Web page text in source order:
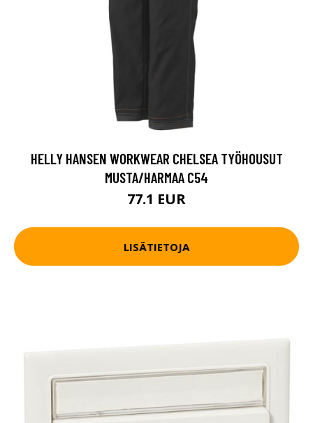
HELLY HANSEN WORKWEAR CHELSEA TYÖHOUSUT
MUSTA/HARMAA C54
77.1 EUR
LISÄTIETOJA